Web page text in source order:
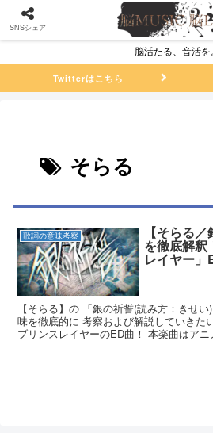
脳活たる、音活を。
Twitterはこちら
そらる
歌詞の意味考察 【そらる
を徹底解釈
レイヤー」
【そらる】の 「銀の祈誓(読み方：きせ
味を徹底的に 考察および解説していき
ブリンスレイヤーのED曲！ 本楽曲はア
SNSシェア